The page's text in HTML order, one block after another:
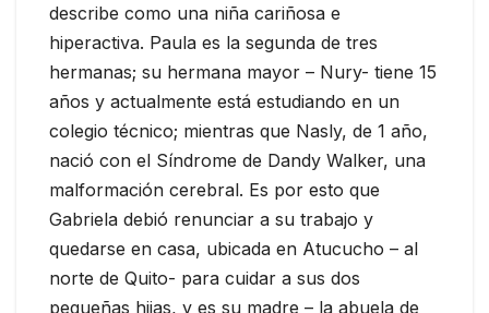
describe como una niña cariñosa e
hiperactiva. Paula es la segunda de tres
hermanas; su hermana mayor – Nury- tiene 15
años y actualmente está estudiando en un
colegio técnico; mientras que Nasly, de 1 año,
nació con el Síndrome de Dandy Walker, una
malformación cerebral. Es por esto que
Gabriela debió renunciar a su trabajo y
quedarse en casa, ubicada en Atucucho – al
norte de Quito- para cuidar a sus dos
pequeñas hijas, y es su madre – la abuela de